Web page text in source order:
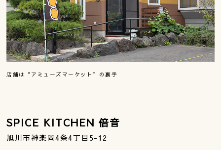
店舗は“アミューズマーケット”の裏手
SPICE KITCHEN 倍音
旭川市神楽岡4条4丁目5-12